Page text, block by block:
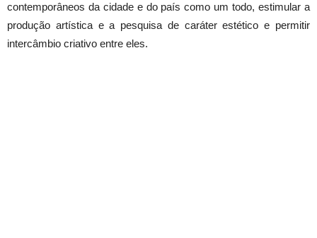
contemporâneos da cidade e do país como um todo, estimular a
produção artística e a pesquisa de caráter estético e permitir
intercâmbio criativo entre eles.